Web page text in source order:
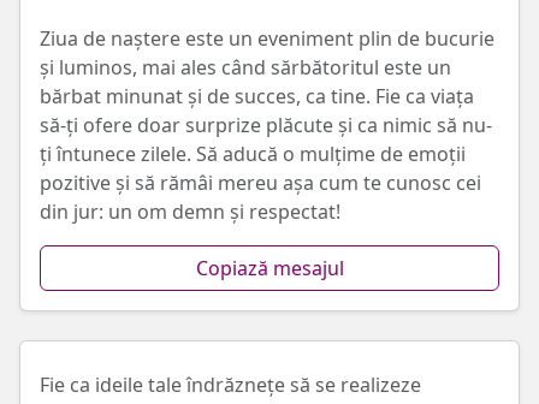
Ziua de naștere este un eveniment plin de bucurie
și luminos, mai ales când sărbătoritul este un
bărbat minunat și de succes, ca tine. Fie ca viața
să-ți ofere doar surprize plăcute și ca nimic să nu-
ți întunece zilele. Să aducă o mulțime de emoții
pozitive și să rămâi mereu așa cum te cunosc cei
din jur: un om demn și respectat!
Copiază mesajul
Fie ca ideile tale îndrăznețe să se realizeze